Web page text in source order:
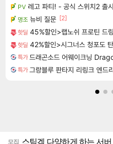
PV 레고 파티! - 공식 스위치2 출
명조 뉴비 질문 [2]
핫딜 45%할인>랩노쉬 프로틴 드링
핫딜 42%할인>시그너스 청포도
특가
특가
모집 스팀겜 다양하게 하는 서